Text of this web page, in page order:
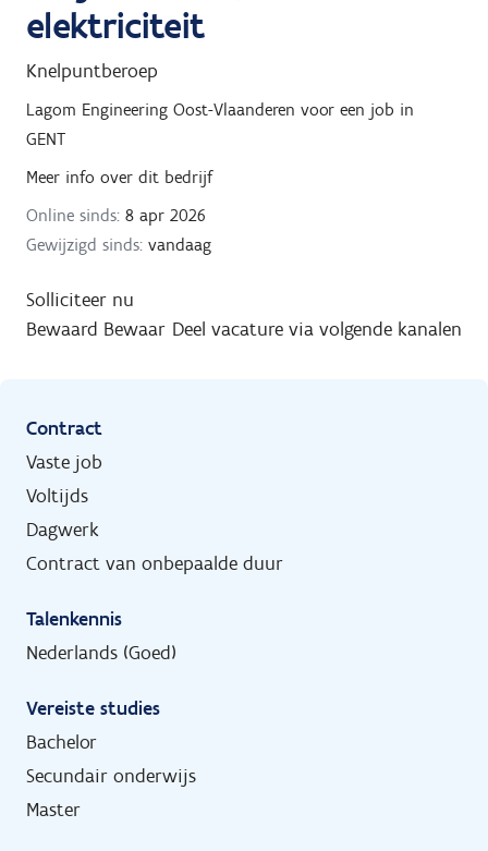
elektriciteit
Knelpuntberoep
Lagom Engineering Oost-Vlaanderen voor een job in
GENT
Meer info over dit bedrijf
Online sinds: 8 apr 2026
Gewijzigd sinds: vandaag
Solliciteer nu
Bewaard Bewaar Deel vacature via volgende kanalen
Contract
Vaste job
Voltijds
Dagwerk
Contract van onbepaalde duur
Talenkennis
Nederlands (Goed)
Vereiste studies
Bachelor
Secundair onderwijs
Master